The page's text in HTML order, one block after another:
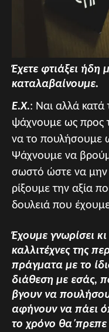
Έχετε φτιάξει ήδη
καταλαβαίνουμε.
Ε.Χ.: Ναι αλλά κατά
ψάχνουμε ως προς
να το πουλήσουμε
Ψάχνουμε να
σωστό ώστε να μην
ρίξουμε την αξία
δουλειά που έχουμε
Έχουμε γνωρίσει
καλλιτέχνες της
πράγματα με το
διάθεση με εσάς,
βγουν να
αφήνουν να πάει
το χρόνο θα΄πρεπε